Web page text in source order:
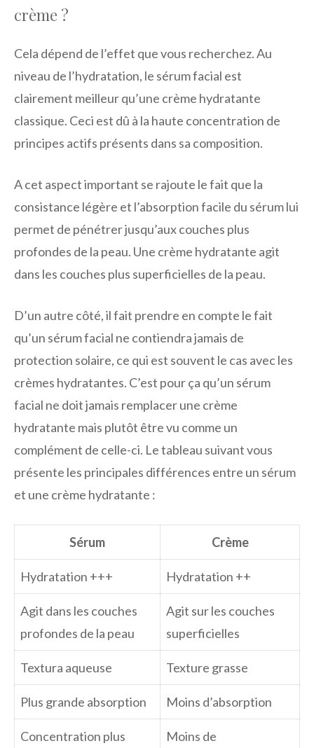
crème ?
Cela dépend de l’effet que vous recherchez. Au
niveau de l’hydratation, le sérum facial est
clairement meilleur qu’une crème hydratante
classique. Ceci est dû à la haute concentration de
principes actifs présents dans sa composition.
A cet aspect important se rajoute le fait que la
consistance légère et l’absorption facile du sérum lui
permet de pénétrer jusqu’aux couches plus
profondes de la peau. Une crème hydratante agit
dans les couches plus superficielles de la peau.
D’un autre côté, il fait prendre en compte le fait
qu’un sérum facial ne contiendra jamais de
protection solaire, ce qui est souvent le cas avec les
crèmes hydratantes. C’est pour ça qu’un sérum
facial ne doit jamais remplacer une crème
hydratante mais plutôt être vu comme un
complément de celle-ci. Le tableau suivant vous
présente les principales différences entre un sérum
et une crème hydratante :
Sérum Crème
Hydratation +++ Hydratation ++
Agit dans les couches
profondes de la peau
Agit sur les couches
superficielles
Textura aqueuse Texture grasse
Plus grande absorption Moins d’absorption
Concentration plus
Moins de